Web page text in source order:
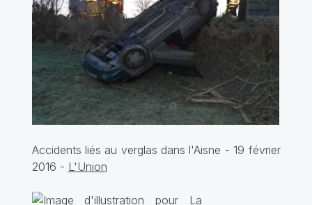
Accidents liés au verglas dans l'Aisne - 19 février
2016 - L'Union